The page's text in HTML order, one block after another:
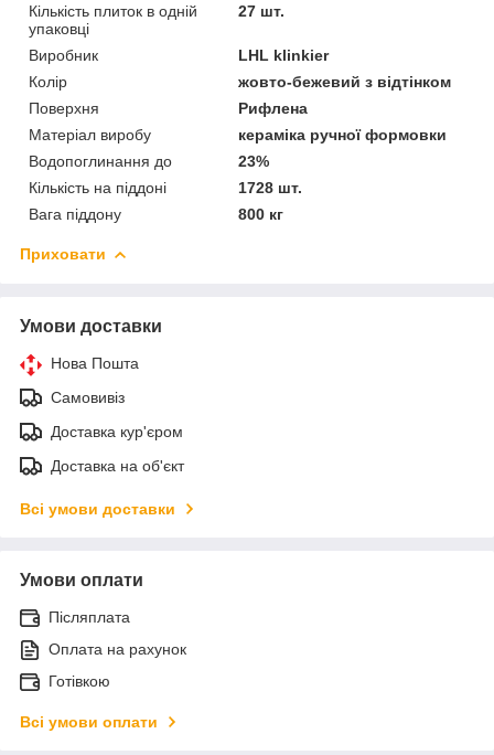
Кількість плиток в одній
упаковці
27 шт.
Виробник
LHL klinkier
Колір
жовто-бежевий з відтінком
Поверхня
Рифлена
Матеріал виробу
кераміка ручної формовки
Водопоглинання до
23%
Кількість на піддоні
1728 шт.
Вага піддону
800 кг
Приховати
Умови доставки
Нова Пошта
Самовивіз
Доставка кур'єром
Доставка на об'єкт
Всі умови доставки
Умови оплати
Післяплата
Оплата на рахунок
Готівкою
Всі умови оплати